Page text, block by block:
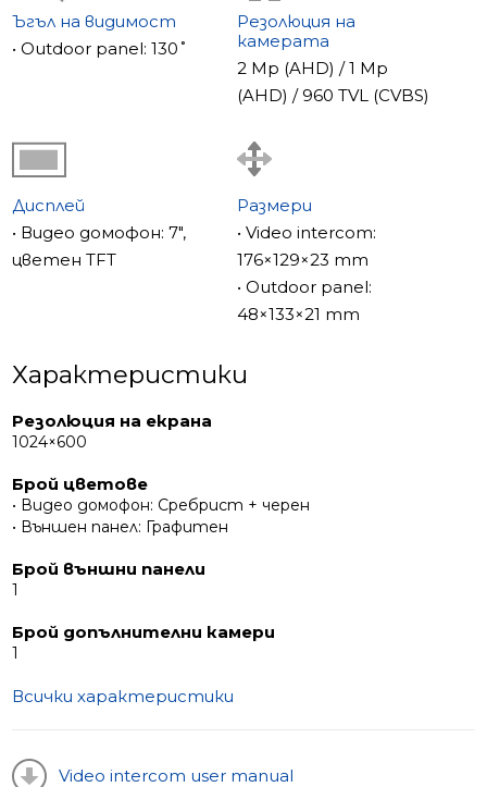
Ъгъл на видимост
• Outdoor panel: 130˚
Резолюция на
камерата
2 Mp (AHD) / 1 Mp
(AHD) / 960 TVL (CVBS)
Дисплей
• Видео домофон: 7",
цветен TFT
Размери
• Video intercom:
176×129×23 mm
• Outdoor panel:
48×133×21 mm
Характеристики
Резолюция на екрана
1024×600
Брой цветове
• Видео домофон: Сребрист + черен
• Външен панел: Графитен
Брой външни панели
1
Брой допълнителни камери
1
Всички характеристики
Video intercom user manual